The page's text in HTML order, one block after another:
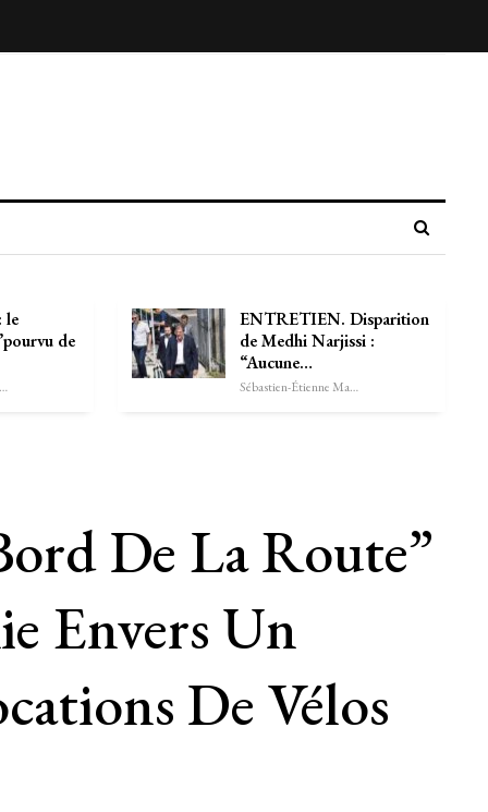
le
de
Sébastien-Étienne Marechal
ENTRETIEN. Disparition
de Medhi Narjissi :
“Aucune…
Sébastien-Étienne Marechal
De La Route”
Envers Un
De Vélos